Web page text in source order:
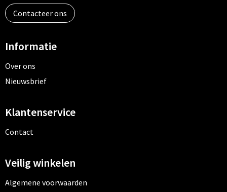
Contacteer ons
Informatie
Over ons
Nieuwsbrief
Klantenservice
Contact
Veilig winkelen
Algemene voorwaarden